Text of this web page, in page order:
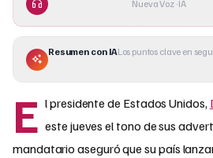
Nueva Voz · IA
Resumen con IALos puntos clave en
E l presidente de Estados Unidos,
este jueves el tono de sus
mandatario aseguró que su país